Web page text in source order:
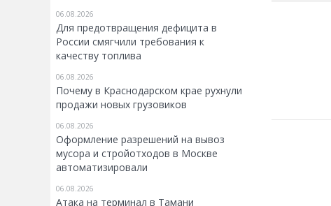
06.08.2026
Для предотвращения дефицита в
России смягчили требования к
качеству топлива
06.08.2026
Почему в Краснодарском крае рухнули
продажи новых грузовиков
06.08.2026
Оформление разрешений на вывоз
мусора и стройотходов в Москве
автоматизировали
06.08.2026
Атака на терминал в Тамани